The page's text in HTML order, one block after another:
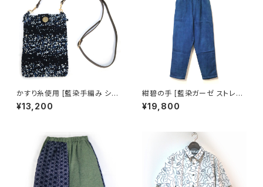
かすり糸使用 [藍染手編み ショ
ルダーバッグ] 久留米絣 藍染 池
田絣工房
¥13,200
紺碧の手 [藍染ガーゼ ストレー
トずぼん] 天然藍染×国産ガーゼ
¥19,800